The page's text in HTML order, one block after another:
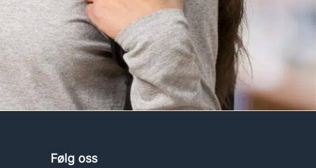
Følg oss